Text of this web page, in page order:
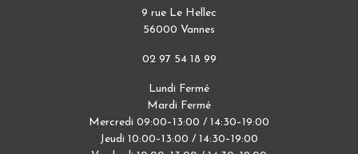
9 rue Le Hellec
56000 Vannes
02 97 54 18 99
Lundi Fermé
Mardi Fermé
Mercredi 09:00–13:00 / 14:30–19:00
Jeudi 10:00–13:00 / 14:30–19:00